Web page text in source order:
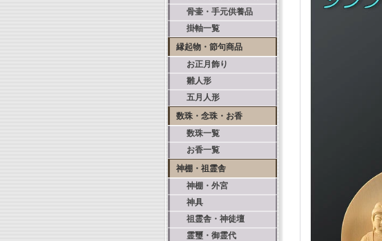
骨壷・手元供養品
掛軸一覧
縁起物・節句商品
お正月飾り
雛人形
五月人形
数珠・念珠・お香
数珠一覧
お香一覧
神棚・祖霊舎
神棚・外宮
神具
祖霊舎・神徒壇
霊璽・御霊代